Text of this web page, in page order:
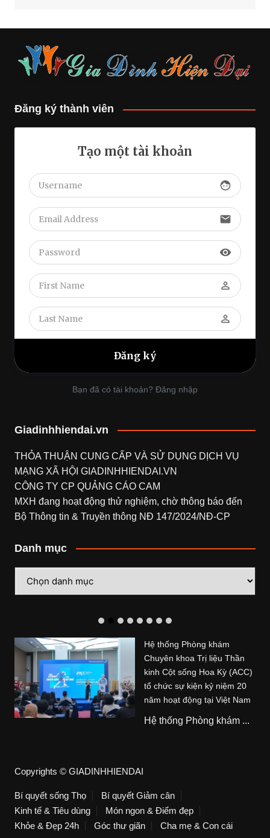
Đăng ký thành viên
Tạo một tài khoản
face
email
visibility
perm_identity
perm_identity
Bạn đã có tài khoản? Đăng nhập
Giadinhhiendai.vn
THỎA THUẬN CUNG CẤP VÀ SỬ DỤNG DỊCH VỤ
MẠNG XÃ HỘI GIADINHHIENDAI.VN
CÔNG TY CP QUẢNG CÁO CAM
MXH đang hoạt động thử nghiệm, chờ thông báo đến
Bộ Thông tin & Truyền thông NĐ 147/2024/NĐ-CP
Danh mục
mục
Hệ thống Phòng khám
Chuyên khoa Trị liệu Thần
kinh Cột sống Hoa Kỳ (ACC)
tổ chức sự kiện kỷ niệm 20
năm hoạt động tại Việt Nam
Hệ thống Phòng khám ...
Copyrights © GIADINHHIENDAI
Bí quyết sống Thọ
Bí quyết Giảm cân
Kinh tế & Tiêu dùng
Món ngon & Điểm đẹp
Khỏe & Đẹp 24h
Góc thư giãn Cha mẹ & Con cái